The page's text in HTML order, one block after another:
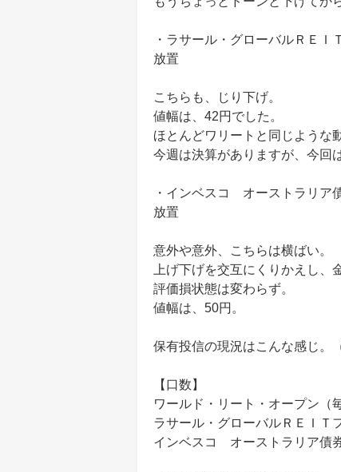
・ラサール・グローバルＲＥＩ
放置
こちらも、じり下げ。
値幅は、42円でした。
ほとんどワリートと同じような
今週は決算がありますが、今回
・インベスコ オーストラリア
放置
意外や意外、こちらは横ばい。
上げ下げを交互にくりかえし、
評価損状態は変わらず。
値幅は、50円。
保有投信の現況はこんな感じ。
【口数】
ワールド・リート・オープン（
ラサール・グローバルＲＥＩＴ
インベスコ オーストラリア債